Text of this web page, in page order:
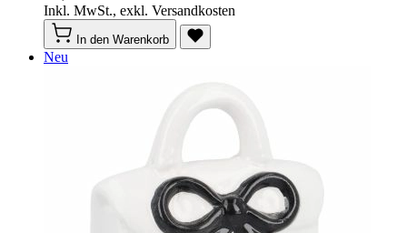
Inkl. MwSt., exkl. Versandkosten
In den Warenkorb
Neu